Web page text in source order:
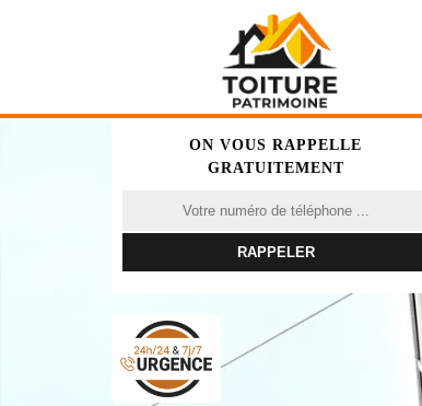
ON VOUS RAPPELLE
GRATUITEMENT